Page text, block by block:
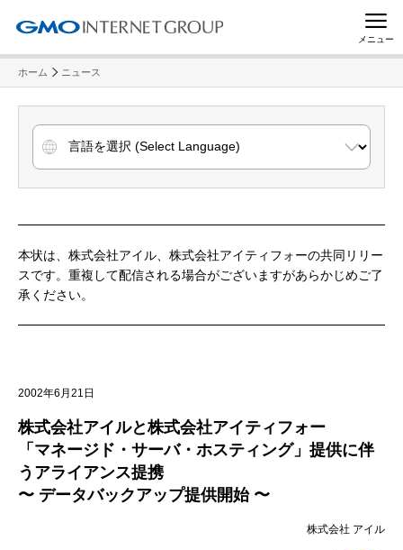
メニュー
ホーム ニュース
本状は、株式会社アイル、株式会社アイティフォーの共同リリー
スです。重複して配信される場合がございますがあらかじめご了
承ください。
2002年6月21日
株式会社アイルと株式会社アイティフォー
「マネージド・サーバ・ホスティング」提供に伴
うアライアンス提携
〜 データバックアップ提供開始 〜
株式会社 アイル